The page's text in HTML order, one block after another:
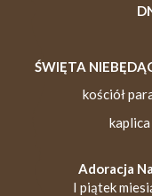
ŚWIĘTA
kościół
Adoracja
I piątek